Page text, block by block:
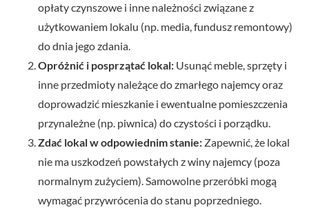
opłaty czynszowe i inne należności związane z
użytkowaniem lokalu (np. media, fundusz remontowy)
do dnia jego zdania.
Opróżnić i posprzątać lokal: Usunąć meble, sprzęty i
inne przedmioty należące do zmarłego najemcy oraz
doprowadzić mieszkanie i ewentualne pomieszczenia
przynależne (np. piwnica) do czystości i porządku.
Zdać lokal w odpowiednim stanie: Zapewnić, że lokal
nie ma uszkodzeń powstałych z winy najemcy (poza
normalnym zużyciem). Samowolne przeróbki mogą
wymagać przywrócenia do stanu poprzedniego.